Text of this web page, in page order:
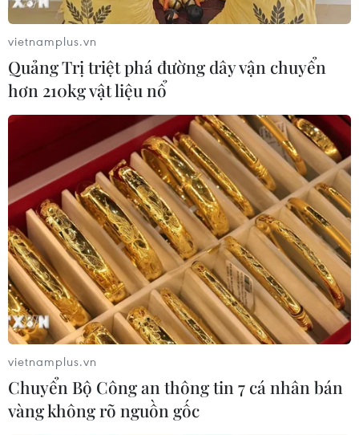
vietnamplus.vn
Quảng Trị triệt phá đường dây vận chuyển
hơn 210kg vật liệu nổ
vietnamplus.vn
Chuyển Bộ Công an thông tin 7 cá nhân bán
vàng không rõ nguồn gốc